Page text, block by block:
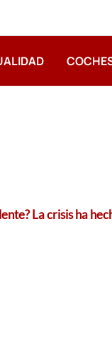
La crisis ha